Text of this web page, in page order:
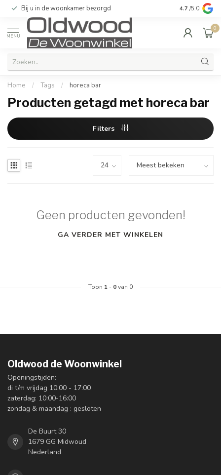
Bij u in de woonkamer bezorgd Kwaliteit &
4.7 /5.0
MENU
0
Home / Tags / horeca bar
Producten getagd met horeca bar
Filters
Geen producten gevonden!
GA VERDER MET WINKELEN
Toon 1 - 0van 0
Oldwood de Woonwinkel
Openingstijden:
di t/m vrijdag 10:00 - 17:00
zaterdag: 10:00-16:00
zondag & maandag : gesloten
De Buurt 30
1679 GG Midwoud
Nederland